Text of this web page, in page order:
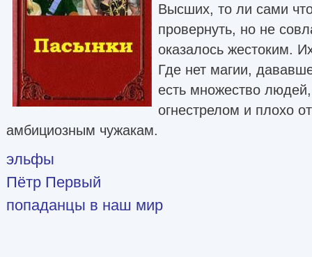
Высших, то ли сами
провернуть, но не
оказалось жестоким.
Где нет магии,
есть множество
огнестрелом и плохо
амбициозным чужакам.
эльфы
Пётр Первый
попаданцы в наш мир